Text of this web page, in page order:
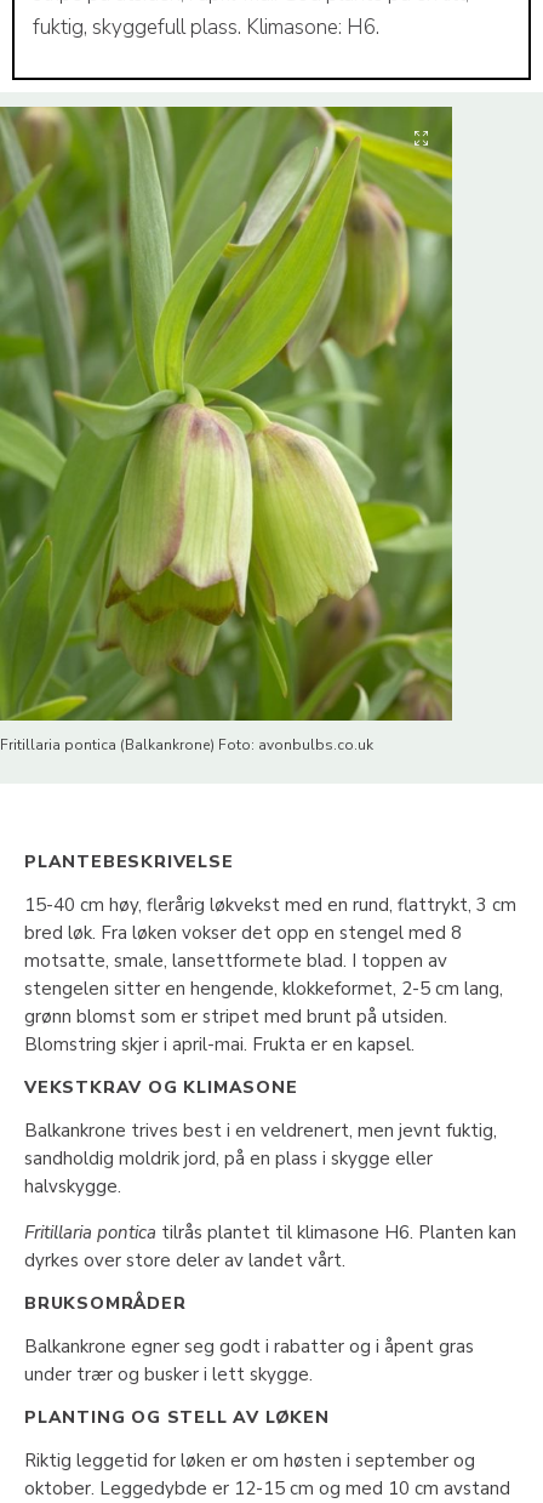
fuktig, skyggefull plass. Klimasone: H6.
Fritillaria pontica (Balkankrone) Foto: avonbulbs.co.uk
PLANTEBESKRIVELSE
15-40 cm høy, flerårig løkvekst med en rund, flattrykt, 3 cm
bred løk. Fra løken vokser det opp en stengel med 8
motsatte, smale, lansettformete blad. I toppen av
stengelen sitter en hengende, klokkeformet, 2-5 cm lang,
grønn blomst som er stripet med brunt på utsiden.
Blomstring skjer i april-mai. Frukta er en kapsel.
VEKSTKRAV OG KLIMASONE
Balkankrone trives best i en veldrenert, men jevnt fuktig,
sandholdig moldrik jord, på en plass i skygge eller
halvskygge.
Fritillaria pontica tilrås plantet til klimasone H6. Planten kan
dyrkes over store deler av landet vårt.
BRUKSOMRÅDER
Balkankrone egner seg godt i rabatter og i åpent gras
under trær og busker i lett skygge.
PLANTING OG STELL AV LØKEN
Riktig leggetid for løken er om høsten i september og
oktober. Leggedybde er 12-15 cm og med 10 cm avstand